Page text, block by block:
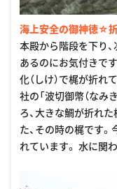
海上安全の御神徳☆
本殿から階段を下り
あるのにお気付きで
化（しけ）で梶が折
社の「波切御幣（なみ
ろ、大きな鯛が折れ
た、その時の梶です
れています。 水に関